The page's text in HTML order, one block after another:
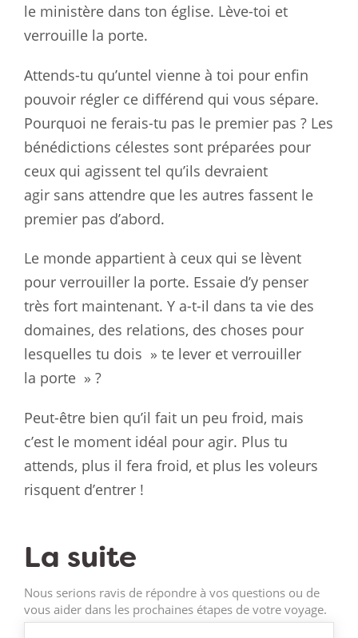
le ministère dans ton église. Lève-toi et
verrouille la porte.
Attends-tu qu’untel vienne à toi pour enfin
pouvoir régler ce différend qui vous sépare.
Pourquoi ne ferais-tu pas le premier pas ? Les
bénédictions célestes sont préparées pour
ceux qui agissent tel qu’ils devraient
agir sans attendre que les autres fassent le
premier pas d’abord.
Le monde appartient à ceux qui se lèvent
pour verrouiller la porte. Essaie d’y penser
très fort maintenant. Y a-t-il dans ta vie des
domaines, des relations, des choses pour
lesquelles tu dois » te lever et verrouiller
la porte » ?
Peut-être bien qu’il fait un peu froid, mais
c’est le moment idéal pour agir. Plus tu
attends, plus il fera froid, et plus les voleurs
risquent d’entrer !
La suite
Nous serions ravis de répondre à vos questions ou de
vous aider dans les prochaines étapes de votre voyage.